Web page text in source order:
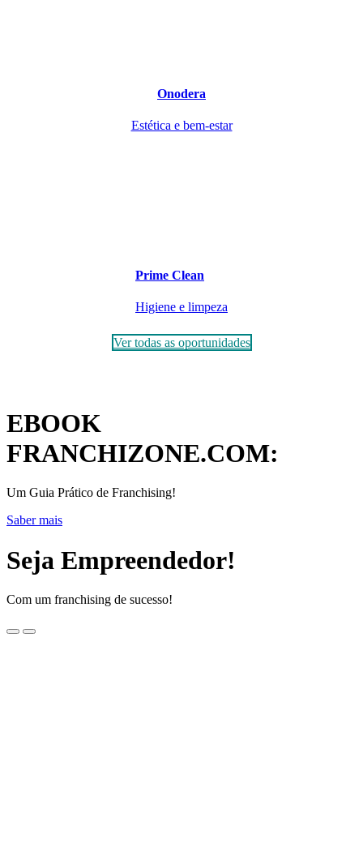
Onodera
Estética e bem-estar
Prime Clean
Higiene e limpeza
Ver todas as oportunidades
EBOOK
FRANCHIZONE.COM:
Um Guia Prático de Franchising!
Saber mais
Seja Empreendedor!
Com um franchising de sucesso!